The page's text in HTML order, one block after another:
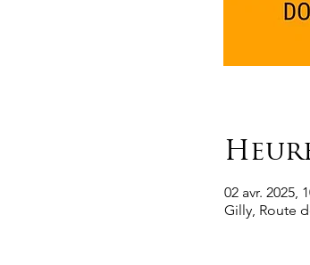
02 avr. 2025,
Gilly, Route